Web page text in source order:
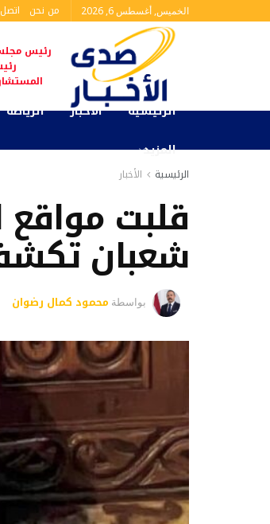
الخميس, أغسطس 6, 2026 من نحن
رئيس
الرئيسية الأخبار الرياضة
المزيد
الرئيسية الأخبار
قلبت مواقع
شعبان
بواسطة محمود كمال رضوان